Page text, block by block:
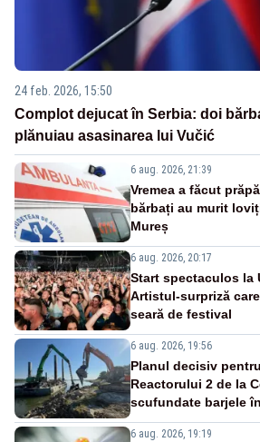
24 feb. 2026, 15:50
Complot dejucat în Serbia: doi
plănuiau asasinarea lui Vučić
6 aug. 2026, 21:39
Vremea a făcut
bărbați au murit
Mureș
6 aug. 2026, 20:17
Start spectaculos la
Artistul-surpriză
seară de festival
6 aug. 2026, 19:56
Planul decisiv
Reactorului 2 de la
scufundate barjele
6 aug. 2026, 19:19